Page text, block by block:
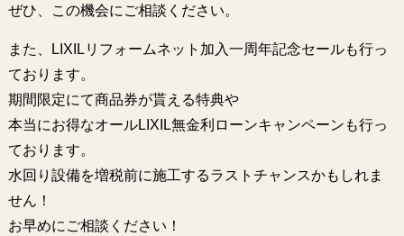
ぜひ、この機会にご相談ください。
また、LIXILリフォームネット加入一周年記念セールも行っ
ております。
期間限定にて商品券が貰える特典や
本当にお得なオールLIXIL無金利ローンキャンペーンも行っ
ております。
水回り設備を増税前に施工するラストチャンスかもしれま
せん！
お早めにご相談ください！